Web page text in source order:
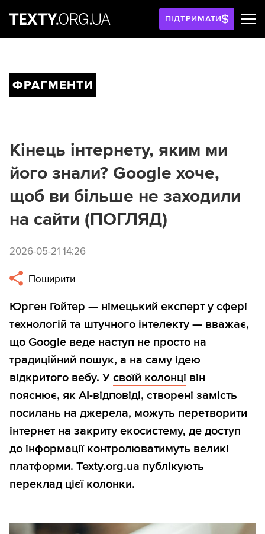
ПІДТРИМАТИ
ФРАГМЕНТИ
Кінець інтернету, яким ми
його знали? Google хоче,
щоб ви більше не заходили
на сайти (ПОГЛЯД)
2026-05-21 14:26
Поширити
Юрген Гойтер — німецький експерт у сфері
технологій та штучного інтелекту — вважає,
що Google веде наступ не просто на
традиційний пошук, а на саму ідею
відкритого вебу. У своїй колонці він
пояснює, як AI-відповіді, створені замість
посилань на джерела, можуть перетворити
інтернет на закриту екосистему, де доступ
до інформації контролюватимуть великі
платформи. Texty.org.ua публікують
переклад цієї колонки.